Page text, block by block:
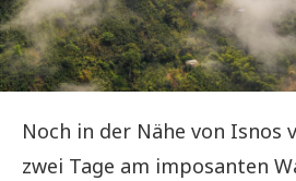
Noch in der Nähe von Isnos
zwei Tage am imposanten